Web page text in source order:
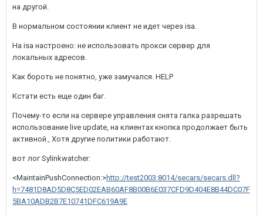
на другой.
В нормальном состоянии клиент не идет через isa.
На isa настроено: не использовать прокси сервер для
локальных адресов.
Как бороть не понятно, уже замучался. HELP
Кстати есть еще один баг.
Почему-то если на сервере управления снята галка разрешать
использование live update, на клиентах кнопка продолжает быть
активной., Хотя другие политики работают.
вот лог Sylinkwatcher:
<MaintainPushConnection:>http://test2003:8014/secars/secars.dll?
h=7481D8AD5D8C5ED02EAB60AF8B00B6E037CFD9D404E8B44DC07F
5BA10ADB2B7E10741DFC619A9E